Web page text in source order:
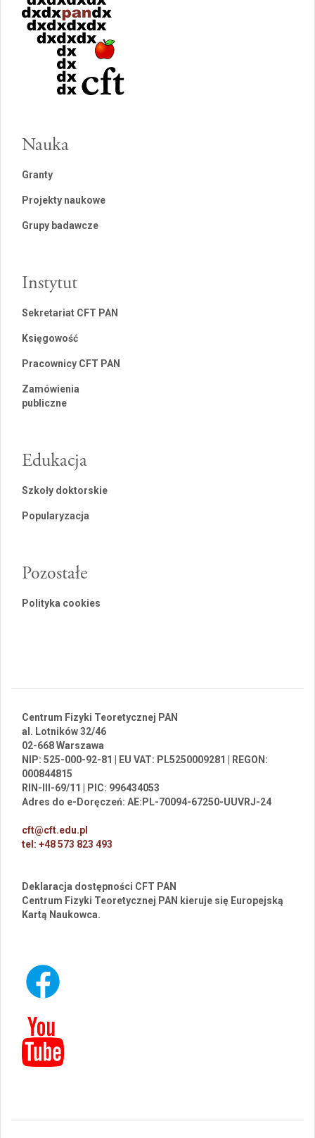
Nauka
Granty
Projekty naukowe
Grupy badawcze
Instytut
Sekretariat CFT PAN
Księgowość
Pracownicy CFT PAN
Zamówienia
publiczne
Edukacja
Szkoły doktorskie
Popularyzacja
Pozostałe
Polityka cookies
Centrum Fizyki Teoretycznej PAN
al. Lotników 32/46
02-668 Warszawa
NIP: 525-000-92-81 | EU VAT: PL5250009281 | REGON:
000844815
RIN-III-69/11 | PIC: 996434053
Adres do e-Doręczeń: AE:PL-70094-67250-UUVRJ-24
cft@cft.edu.pl
tel: +48 573 823 493
Deklaracja dostępności CFT PAN
Centrum Fizyki Teoretycznej PAN kieruje się Europejską
Kartą Naukowca.